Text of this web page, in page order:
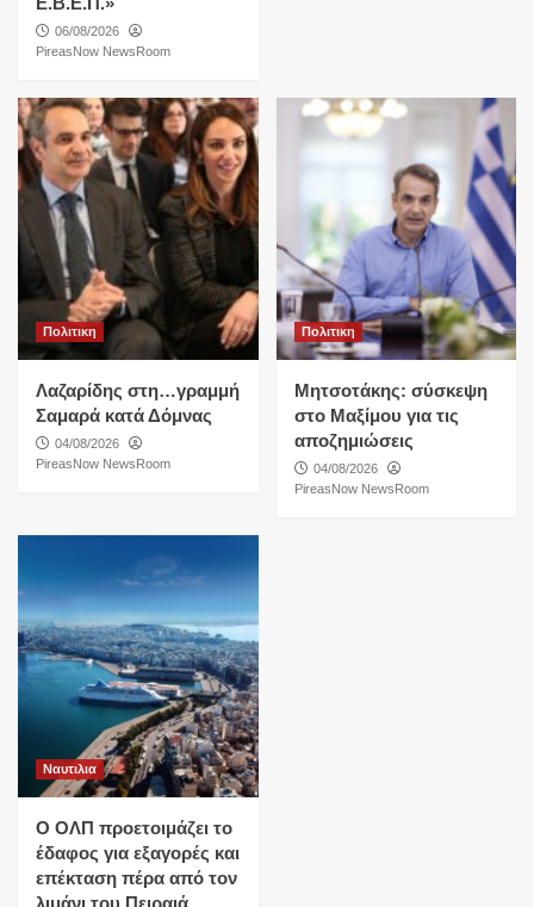
06/08/2026
PireasNow NewsRoom
Πολιτικη
Λαζαρίδης στη…γραμμή
Σαμαρά κατά Δόμνας
04/08/2026
PireasNow NewsRoom
Πολιτικη
Μητσοτάκης: σύσκεψη
στο Μαξίμου για τις
αποζημιώσεις
04/08/2026
PireasNow NewsRoom
Ναυτιλια
O ΟΛΠ προετοιμάζει το
έδαφος για εξαγορές και
επέκταση πέρα από τον
λιμάνι του Πειραιά